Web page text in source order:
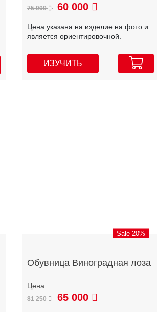
75 000 60 000
Цена указана на изделие на фото и
является ориентировочной.
ИЗУЧИТЬ
Sale 20%
Обувница Виноградная лоза
81 250 65 000